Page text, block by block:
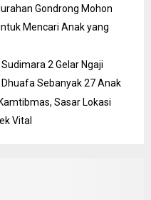
Gondrong Mohon
Mencari Anak yang
2 Gelar Ngaji
Sebanyak 27 Anak
Sasar Lokasi
Vital